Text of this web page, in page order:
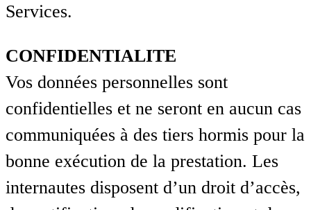
Services.
CONFIDENTIALITE
Vos données personnelles sont
confidentielles et ne seront en aucun cas
communiquées à des tiers hormis pour la
bonne exécution de la prestation. Les
internautes disposent d’un droit d’accès,